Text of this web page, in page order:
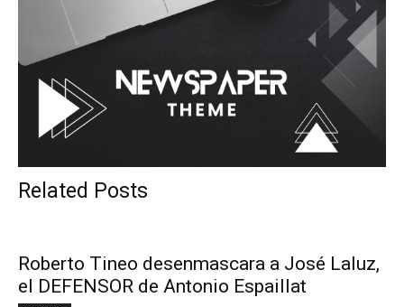
Related Posts
Roberto Tineo desenmascara a José Laluz,
el DEFENSOR de Antonio Espaillat